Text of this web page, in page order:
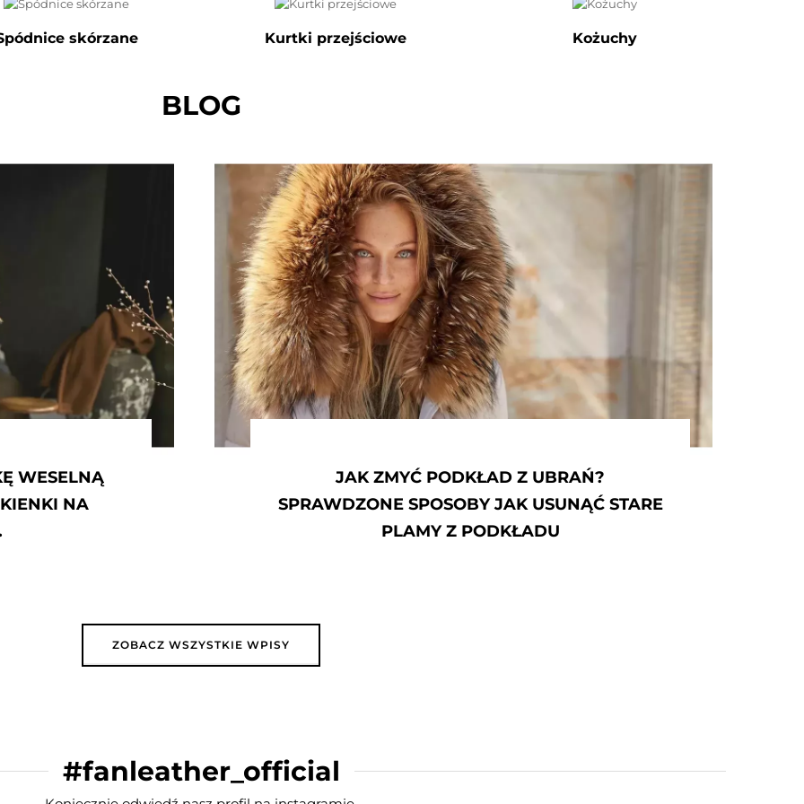
skórzane Kurtki przejściowe Kożuchy
BLOG
ZMYĆ PODKŁAD Z UBRAŃ?
SPOSOBY JAK USUNĄĆ STARE
ORGANIZACJA SZAFY I
DAMSKIEJ - JAK UPORZĄDKOWAĆ
ZOBACZ WSZYSTKIE WPISY
#fanleather_official